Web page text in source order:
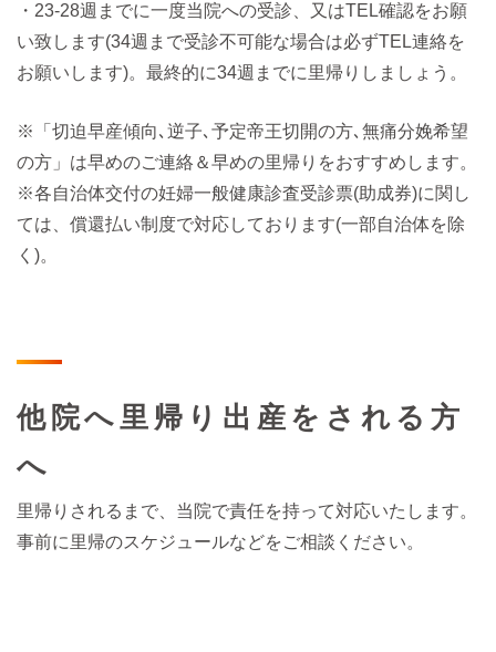
・23-28週までに一度当院への受診、又はTEL確認をお願
い致します(34週まで受診不可能な場合は必ずTEL連絡を
お願いします)。最終的に34週までに里帰りしましょう。
※「切迫早産傾向､逆子､予定帝王切開の方､無痛分娩希望
の方」は早めのご連絡＆早めの里帰りをおすすめします。
※各自治体交付の妊婦一般健康診査受診票(助成券)に関し
ては、償還払い制度で対応しております(一部自治体を除
く)。
他院へ里帰り出産をされる方
へ
里帰りされるまで、当院で責任を持って対応いたします。
事前に里帰のスケジュールなどをご相談ください。